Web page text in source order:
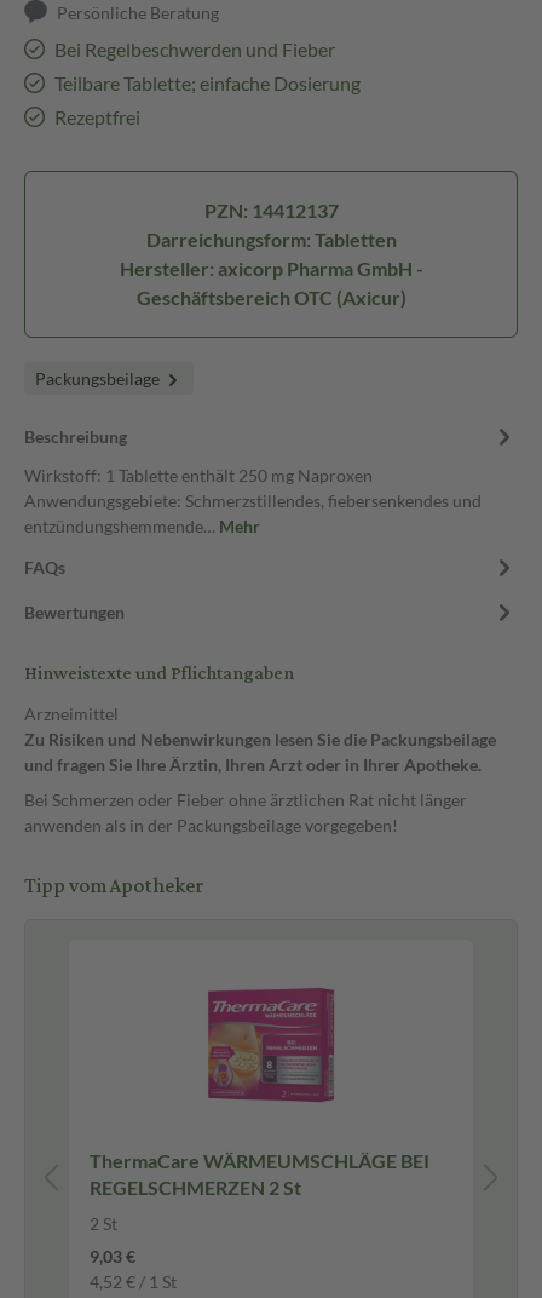
Persönliche Beratung
Bei Regelbeschwerden und Fieber
Teilbare Tablette; einfache Dosierung
Rezeptfrei
PZN: 14412137
Darreichungsform: Tabletten
Hersteller: axicorp Pharma GmbH -
Geschäftsbereich OTC (Axicur)
Packungsbeilage
Beschreibung
Wirkstoff: 1 Tablette enthält 250 mg Naproxen
Anwendungsgebiete: Schmerzstillendes, fiebersenkendes und
entzündungshemmende… Mehr
FAQs
Bewertungen
Hinweistexte und Pflichtangaben
Arzneimittel
Zu Risiken und Nebenwirkungen lesen Sie die Packungsbeilage
und fragen Sie Ihre Ärztin, Ihren Arzt oder in Ihrer Apotheke.
Bei Schmerzen oder Fieber ohne ärztlichen Rat nicht länger
anwenden als in der Packungsbeilage vorgegeben!
Tipp vom Apotheker
ThermaCare WÄRMEUMSCHLÄGE BEI
REGELSCHMERZEN 2 St
2 St
9,03 €
4,52 € / 1 St